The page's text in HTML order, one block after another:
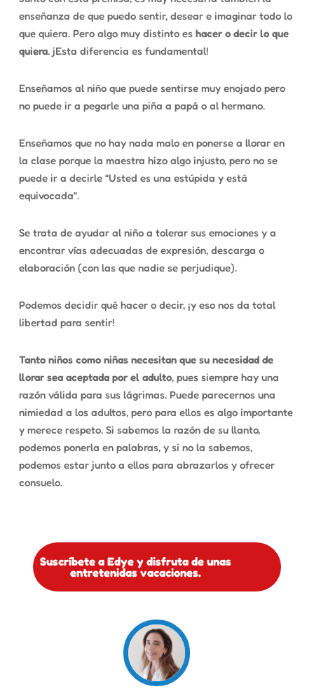
enseñanza de que puedo sentir, desear e imaginar todo lo
que quiera. Pero algo muy distinto es hacer o decir lo que
quiera. jEsta diferencia es fundamental!
Enseñamos al niño que puede sentirse muy enojado pero
no puede ir a pegarle una piña a papá o al hermano.
Enseñamos que no hay nada malo en ponerse a llorar en
la clase porque la maestra hizo algo injusto, pero no se
puede ir a decirle “Usted es una estúpida y está
equivocada”.
Se trata de ayudar al niño a tolerar sus emociones y a
encontrar vías adecuadas de expresión, descarga o
elaboración (con las que nadie se perjudique).
Podemos decidir qué hacer o decir, ¡y eso nos da total
libertad para sentir!
Tanto niños como niñas necesitan que su necesidad de
llorar sea aceptada por el adulto, pues siempre hay una
razón válida para sus lágrimas. Puede parecernos una
nimiedad a los adultos, pero para ellos es algo importante
y merece respeto. Si sabemos la razón de su llanto,
podemos ponerla en palabras, y si no la sabemos,
podemos estar junto a ellos para abrazarlos y ofrecer
consuelo.
Suscríbete a Edye y disfruta de unas
entretenidas vacaciones.